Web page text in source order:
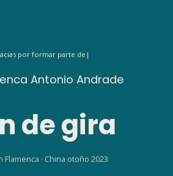
por formar parte de |
Antonio Andrade
de gira
Flamenca · China otoño 2023